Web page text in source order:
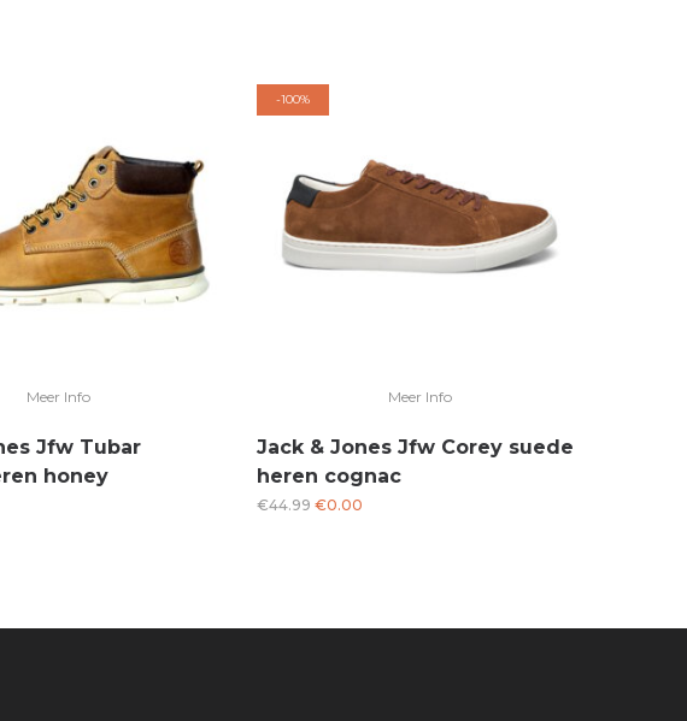
Meer Info
Jfw Tubar
honey
-100%
Meer Info
Jack & Jones Jfw Corey suede
heren cognac
€44.99 Oorspronkelijke
€0.00